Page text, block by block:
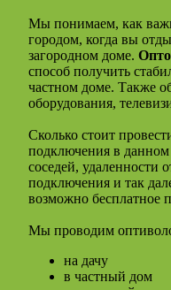
Мы понимаем, как
городом, когда вы
загородном доме.
способ получить
частном доме. Также
оборудования,
Сколько стоит
подключения в
соседей, удаленности
подключения и так
возможно бесплатное
Мы проводим
на дачу
в частный дом